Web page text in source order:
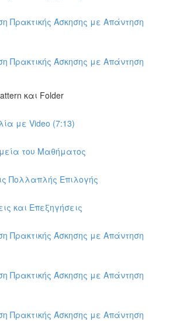
Πρακτικής Άσκησης με Απάντηση
Πρακτικής Άσκησης με Απάντηση
και Folder
με Video (7:13)
του Μαθήματος
Πολλαπλής Επιλογής
και Επεξηγήσεις
Πρακτικής Άσκησης με Απάντηση
Πρακτικής Άσκησης με Απάντηση
Πρακτικής Άσκησης με Απάντηση